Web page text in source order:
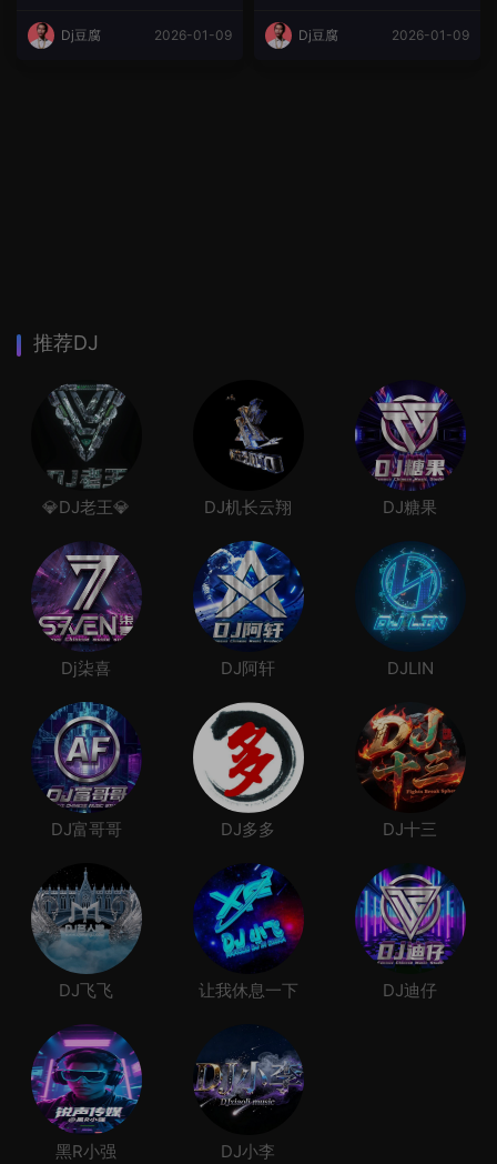
Dj豆腐 2026-01-09 Dj豆腐 2026-01-09
推荐DJ
💎DJ老王💎 DJ机长云翔 DJ糖果
Dj柒喜 DJ阿轩 DJLIN
DJ富哥哥 DJ多多 DJ十三
DJ飞飞 让我休息一下 DJ迪仔
黑R小强 DJ小李